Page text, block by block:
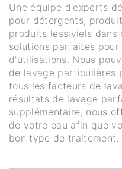
Une équipe d'experts
pour détergents,
produits lessiviels dans
solutions parfaites
d'utilisations. Nous
de lavage particulières
tous les facteurs de
résultats de lavage
supplémentaire, nous
de votre eau afin que
bon type de traitement.